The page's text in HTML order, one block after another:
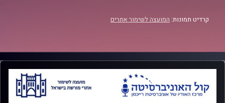
קרדיט תמונות: המועצה לשימור אתרים